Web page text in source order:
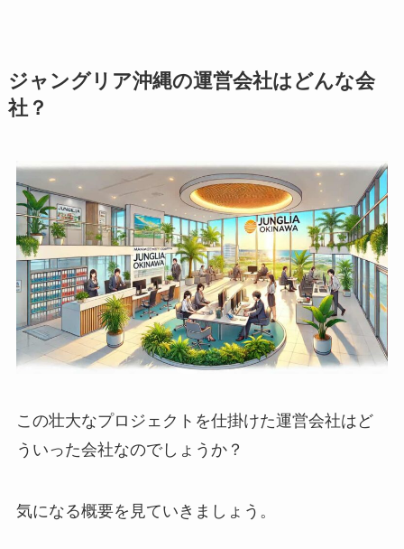
ジャングリア沖縄の運営会社はどんな会
社？
この壮大なプロジェクトを仕掛けた運営会社はど
ういった会社なのでしょうか？
気になる概要を見ていきましょう。